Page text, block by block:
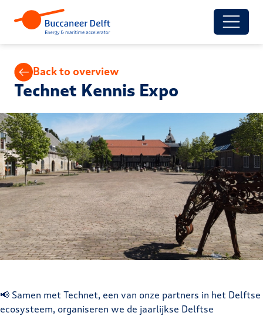
Back to overview
Technet Kennis Expo
📢 Samen met Technet, een van onze partners in het Delftse
ecosysteem, organiseren we de jaarlijkse Delftse